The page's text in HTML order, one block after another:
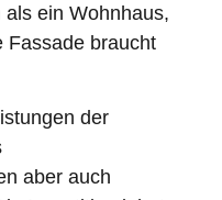
ein Wohnhaus,
Fassade braucht
der
aber auch